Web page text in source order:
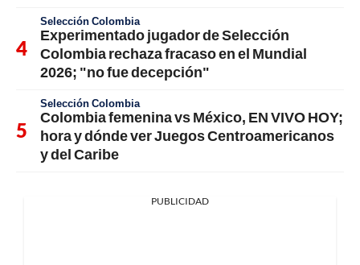
Selección Colombia
Experimentado jugador de Selección
Colombia rechaza fracaso en el Mundial
2026; "no fue decepción"
Selección Colombia
Colombia femenina vs México, EN VIVO HOY;
hora y dónde ver Juegos Centroamericanos
y del Caribe
PUBLICIDAD